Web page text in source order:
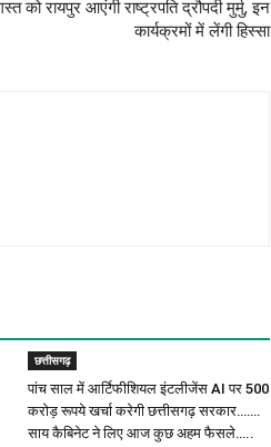
को रायपुर आएंगी राष्ट्रपति द्रौपदी मुर्मु, इन
कार्यक्रमों में लेंगी हिस्सा
छत्तीसगढ़
पांच साल में आर्टिफीशियल इंटलीजेंस AI पर 500
करोड़ रूपये खर्चा करेगी छत्तीसगढ़ सरकार…….
साय कैबिनेट ने लिए आज कुछ अहम फैसले…..